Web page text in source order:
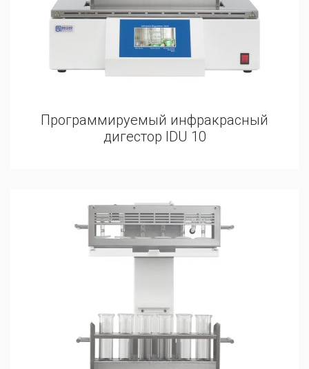
Программируемый инфракрасный
дигестор IDU 10